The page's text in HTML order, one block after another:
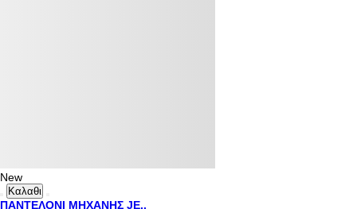
New
Καλαθι
ΠΑΝΤΕΛΟΝΙ ΜΗΧΑΝΗΣ JE..